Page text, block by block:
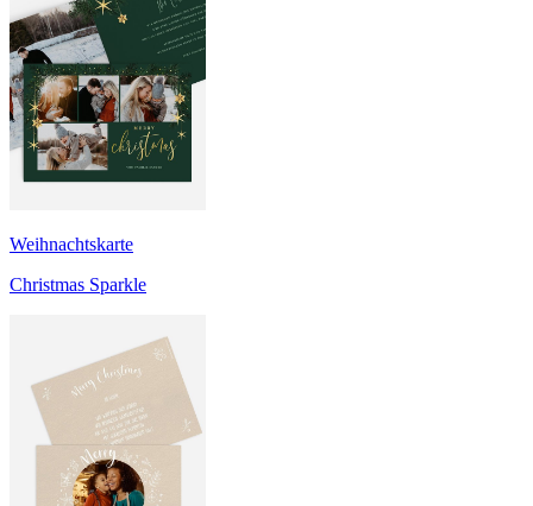
Weihnachtskarte
Christmas Sparkle